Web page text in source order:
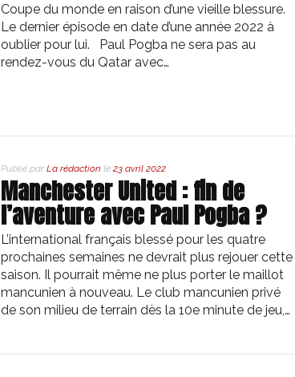
Coupe du monde en raison d’une vieille blessure.
Le dernier épisode en date d’une année 2022 à
oublier pour lui. Paul Pogba ne sera pas au
rendez-vous du Qatar avec…
Publié par La rédaction le 23 avril 2022
Manchester United : fin de
l’aventure avec Paul Pogba ?
L’international français blessé pour les quatre
prochaines semaines ne devrait plus rejouer cette
saison. Il pourrait même ne plus porter le maillot
mancunien à nouveau. Le club mancunien privé
de son milieu de terrain dès la 10e minute de jeu,…